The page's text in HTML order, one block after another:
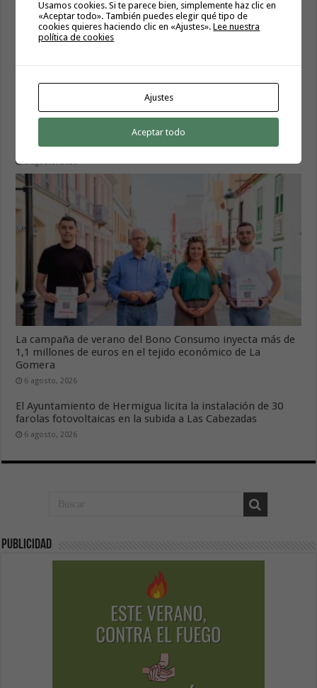
Hermigua presenta «Hermigua Joven III»
6 agosto, 2026
La campaña de verano del Bono Consumo inyecta más de
1,1 millones de euros en el tejido económico de La
Gomera
6 agosto, 2026
El Ayuntamiento de Hermigua licita la instalación de 30
farolas fotovoltaicas en la subida a Las Cabezadas
6 agosto, 2026
Publicidad
Usamos cookies. Si te parece bien, simplemente haz clic en
«Aceptar todo». También puedes elegir qué tipo de
cookies quieres haciendo clic en «Ajustes».Lee nuestra
política de cookies
Ajustes
Aceptar todo